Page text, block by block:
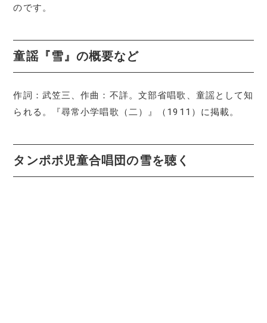
のです。
童謡『雪』の概要など
作詞：武笠三、作曲：不詳。文部省唱歌、童謡として知
られる。『尋常小学唱歌（二）』（1911）に掲載。
タンポポ児童合唱団の雪を聴く